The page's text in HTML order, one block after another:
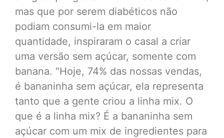
mas que por serem diabéticos não
podiam consumi-la em maior
quantidade, inspiraram o casal a criar
uma versão sem açúcar, somente com
banana. “Hoje, 74% das nossas vendas,
é bananinha sem açúcar, ela representa
tanto que a gente criou a linha mix. O
que é a linha mix? É a bananinha sem
açúcar com um mix de ingredientes para